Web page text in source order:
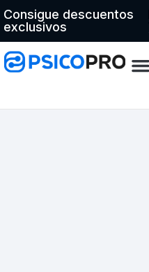
Consigue descuentos
exclusivos